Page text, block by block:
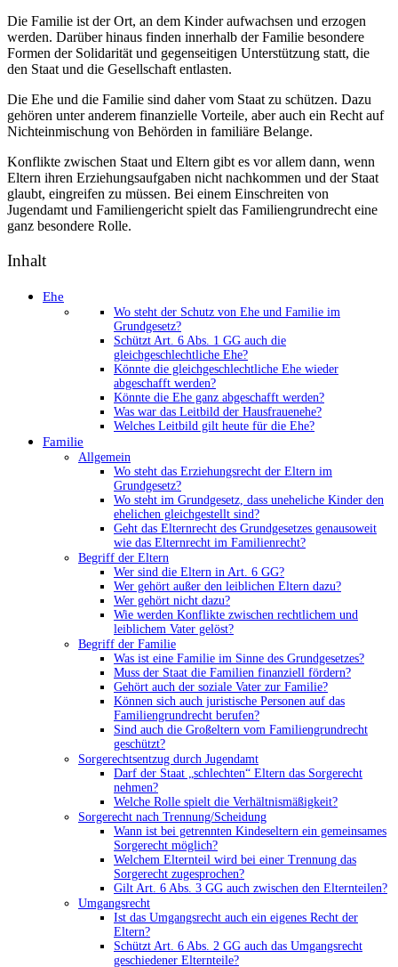
Die Familie ist der Ort, an dem Kinder aufwachsen und erzogen
werden. Darüber hinaus finden innerhalb der Familie besondere
Formen der Solidarität und gegenseitigen Unterstützung statt, die
den Staat und die Gesellschaft entlasten.
Die Ehe und die Familie sind daher vom Staat zu schützen. Dazu
gehören unter anderem finanzielle Vorteile, aber auch ein Recht auf
Nichteinmischung von Behörden in familiäre Belange.
Konflikte zwischen Staat und Eltern gibt es vor allem dann, wenn
Eltern ihren Erziehungsaufgaben nicht nachkommen und der Staat
glaubt, eingreifen zu müssen. Bei einem Einschreiten von
Jugendamt und Familiengericht spielt das Familiengrundrecht eine
ganz besondere Rolle.
Inhalt
Ehe
Wo steht der Schutz von Ehe und Familie im
Grundgesetz?
Schützt Art. 6 Abs. 1 GG auch die
gleichgeschlechtliche Ehe?
Könnte die gleichgeschlechtliche Ehe wieder
abgeschafft werden?
Könnte die Ehe ganz abgeschafft werden?
Was war das Leitbild der Hausfrauenehe?
Welches Leitbild gilt heute für die Ehe?
Familie
Allgemein
Wo steht das Erziehungsrecht der Eltern im
Grundgesetz?
Wo steht im Grundgesetz, dass uneheliche Kinder den
ehelichen gleichgestellt sind?
Geht das Elternrecht des Grundgesetzes genausoweit
wie das Elternrecht im Familienrecht?
Begriff der Eltern
Wer sind die Eltern in Art. 6 GG?
Wer gehört außer den leiblichen Eltern dazu?
Wer gehört nicht dazu?
Wie werden Konflikte zwischen rechtlichem und
leiblichem Vater gelöst?
Begriff der Familie
Was ist eine Familie im Sinne des Grundgesetzes?
Muss der Staat die Familien finanziell fördern?
Gehört auch der soziale Vater zur Familie?
Können sich auch juristische Personen auf das
Familiengrundrecht berufen?
Sind auch die Großeltern vom Familiengrundrecht
geschützt?
Sorgerechtsentzug durch Jugendamt
Darf der Staat „schlechten“ Eltern das Sorgerecht
nehmen?
Welche Rolle spielt die Verhältnismäßigkeit?
Sorgerecht nach Trennung/Scheidung
Wann ist bei getrennten Kindeseltern ein gemeinsames
Sorgerecht möglich?
Welchem Elternteil wird bei einer Trennung das
Sorgerecht zugesprochen?
Gilt Art. 6 Abs. 3 GG auch zwischen den Elternteilen?
Umgangsrecht
Ist das Umgangsrecht auch ein eigenes Recht der
Eltern?
Schützt Art. 6 Abs. 2 GG auch das Umgangsrecht
geschiedener Elternteile?